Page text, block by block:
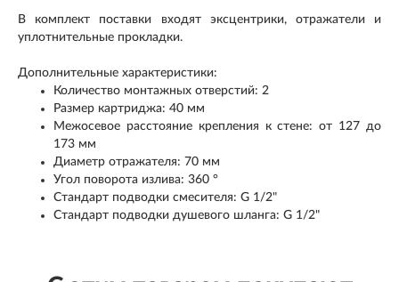
В комплект поставки входят эксцентрики, отражатели и
уплотнительные прокладки.
Дополнительные характеристики:
Количество монтажных отверстий: 2
Размер картриджа: 40 мм
Межосевое расстояние крепления к стене: от 127 до
173 мм
Диаметр отражателя: 70 мм
Угол поворота излива: 360 °
Стандарт подводки смесителя: G 1/2"
Стандарт подводки душевого шланга: G 1/2"